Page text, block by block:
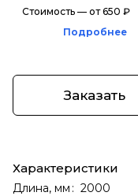
Стоимость — от 650 ₽
Подробнее
Заказать
Характеристики
Длина, мм : 2000